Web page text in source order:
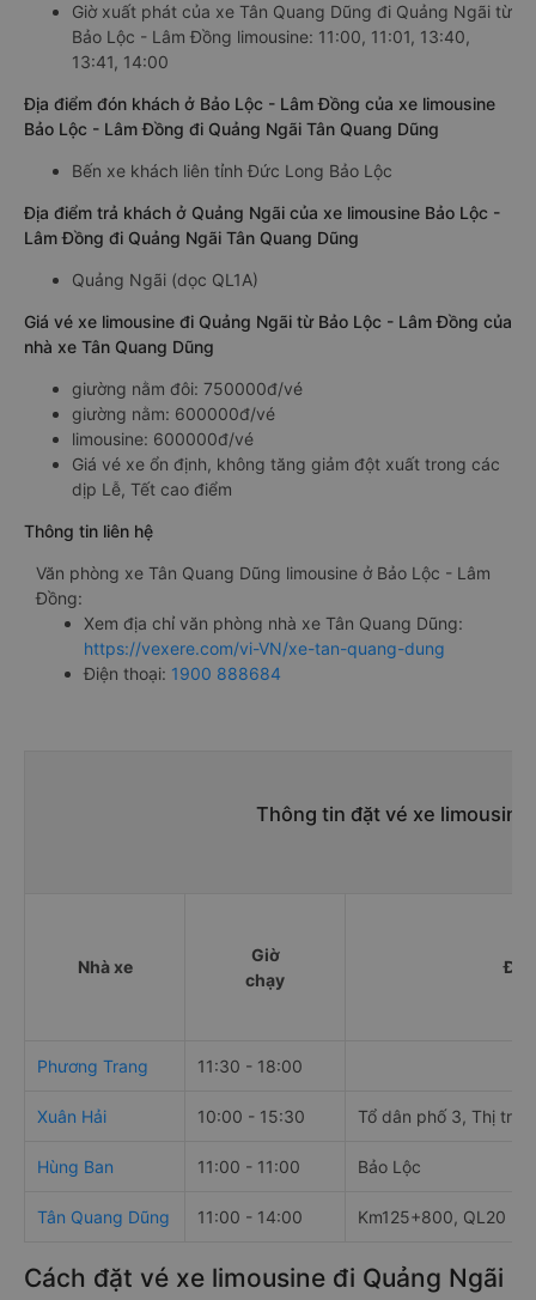
Giờ xuất phát của xe Tân Quang Dũng đi Quảng Ngãi từ
Bảo Lộc - Lâm Đồng limousine: 11:00, 11:01, 13:40,
13:41, 14:00
Địa điểm đón khách ở Bảo Lộc - Lâm Đồng của xe limousine
Bảo Lộc - Lâm Đồng đi Quảng Ngãi Tân Quang Dũng
Bến xe khách liên tỉnh Đức Long Bảo Lộc
Địa điểm trả khách ở Quảng Ngãi của xe limousine Bảo Lộc -
Lâm Đồng đi Quảng Ngãi Tân Quang Dũng
Quảng Ngãi (dọc QL1A)
Giá vé xe limousine đi Quảng Ngãi từ Bảo Lộc - Lâm Đồng của
nhà xe Tân Quang Dũng
giường nằm đôi: 750000đ/vé
giường nằm: 600000đ/vé
limousine: 600000đ/vé
Giá vé xe ổn định, không tăng giảm đột xuất trong các
dịp Lễ, Tết cao điểm
Thông tin liên hệ
Văn phòng xe Tân Quang Dũng limousine ở Bảo Lộc - Lâm
Đồng:
Xem địa chỉ văn phòng nhà xe Tân Quang Dũng:
https://vexere.com/vi-VN/xe-tan-quang-dung
Điện thoại: 1900 888684
Thông tin đặt vé xe limousine
Nhà xe
Giờ
chạy
Phương Trang 11:30 - 18:00
Xuân Hải 10:00 - 15:30 Tổ dân phố 3, Thị trấn
Hùng Ban 11:00 - 11:00 Bảo Lộc
Tân Quang Dũng 11:00 - 14:00 Km125+800, QL20
Cách đặt vé xe limousine đi Quảng Ngãi